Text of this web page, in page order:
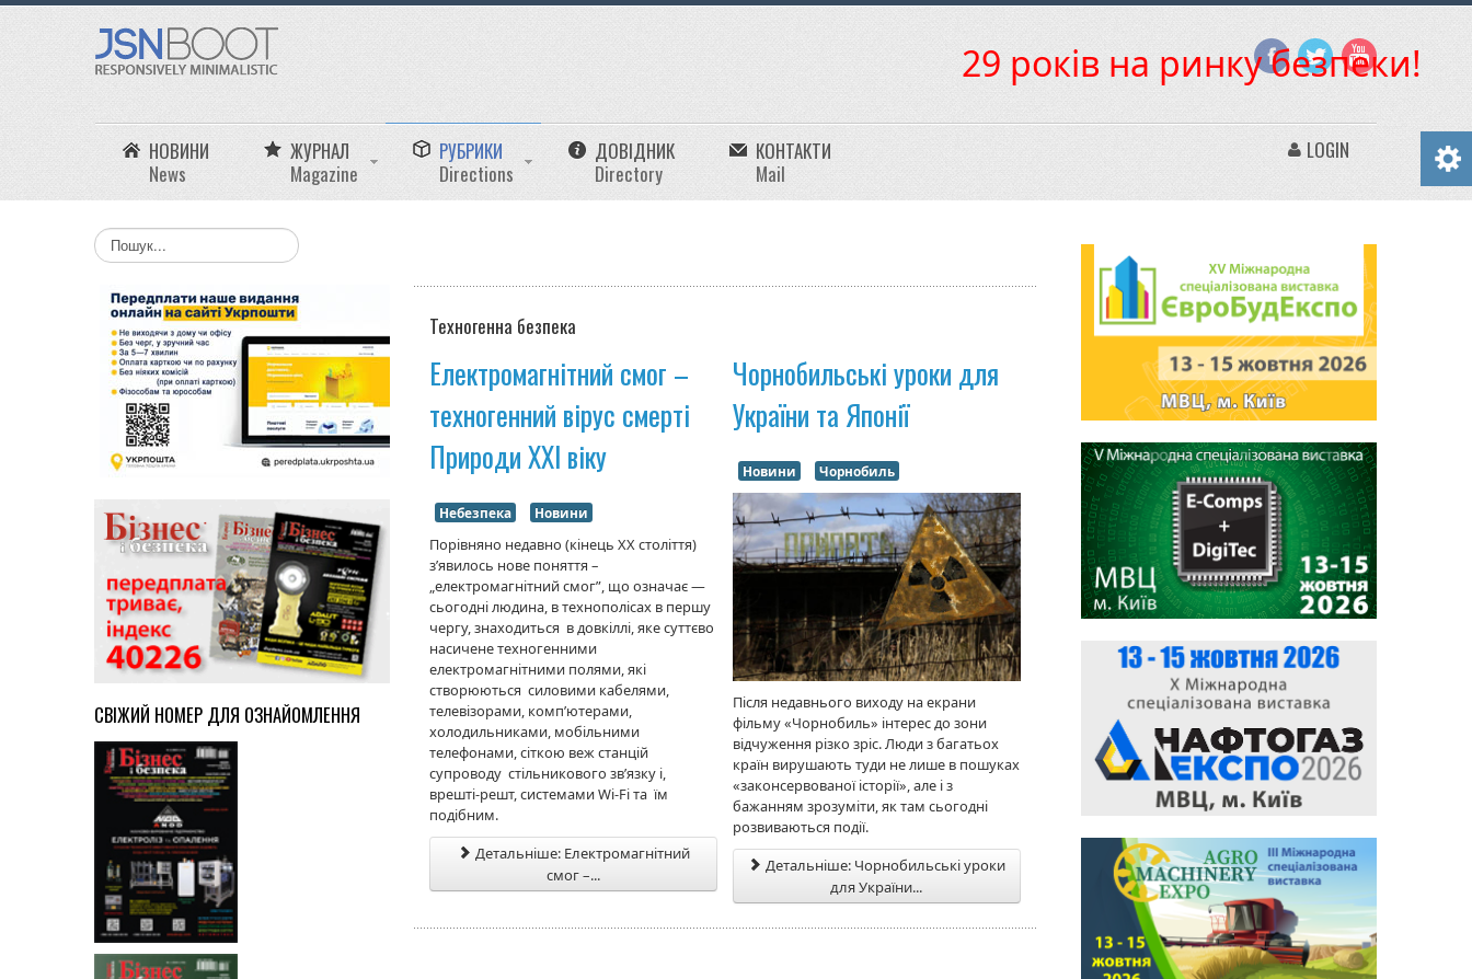
29 років на ринку безпеки!
НОВИНИ
News
ЖУРНАЛ
Magazine
РУБРИКИ
Directions
ДОВІДНИК
Directory
КОНТАКТИ
Mail
LOGIN
Техногенна безпека
Електромагнітний смог –
техногенний вірус смерті
Природи ХХІ віку
Небезпека Новини
Порівняно недавно (кінець ХХ століття)
з’явилось нове поняття –
„електромагнітний смог”, що означає —
сьогодні людина, в технополісах в першу
чергу, знаходиться в довкіллі, яке суттєво
насичене техногенними
електромагнітними полями, які
створюються силовими кабелями,
телевізорами, комп’ютерами,
холодильниками, мобільними
телефонами, сіткою веж станцій
супроводу стільникового зв’язку і,
врешті-решт, системами Wi-Fi та їм
подібним.
Детальніше: Електромагнітний
смог –...
Чорнобильські уроки для
України та Японії
Новини Чорнобиль
Після недавнього виходу на екрани
фільму «Чорнобиль» інтерес до зони
відчуження різко зріс. Люди з багатьох
країн вирушають туди не лише в пошуках
«законсервованої історії», але і з
бажанням зрозуміти, як там сьогодні
розвиваються події.
Детальніше: Чорнобильські уроки
для України...
Пошук...
СВІЖИЙ НОМЕР ДЛЯ ОЗНАЙОМЛЕННЯ